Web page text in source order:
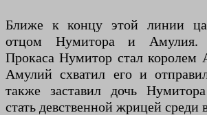
Ближе к концу этой линии
отцом Нумитора и Амулия.
Прокаса Нумитор стал королем
Амулий схватил его и
также заставил дочь
стать девственной жрицей среди